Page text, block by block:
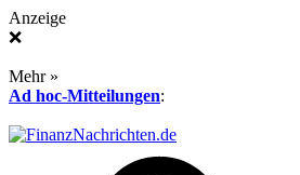
Anzeige
❌
Mehr »
Ad hoc-Mitteilungen: